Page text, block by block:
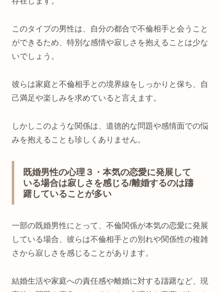
このタイプの男性は、自分の都合で不倫相手と会うこと
ができるため、特別な感情や寂しさを抱えることは少な
いでしょう。
彼らは家庭と不倫相手との境界線をしっかりと保ち、自
己満足や楽しみを求めていると言えます。
しかしこのような関係は、道徳的な問題や感情面での悩
みを抱えることも珍しくありません。
既婚男性の心理３・本気の恋愛に発展して
いる場合は寂しさを感じる/離婚するのは躊
躇していることが多い
一部の既婚男性にとって、不倫関係が本気の恋愛に発展
している場合、彼らは不倫相手との別れや関係性の複雑
さから寂しさを感じることがあります。
結婚生活や家庭への責任感や離婚に対する躊躇など、現